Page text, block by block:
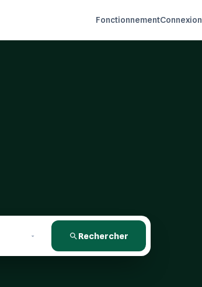
FonctionnementConnexion
Rechercher